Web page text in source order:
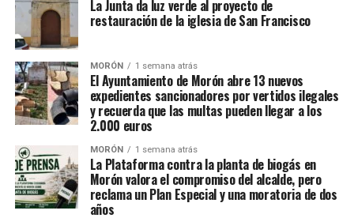
La Junta da luz verde al proyecto de
restauración de la iglesia de San Francisco
MORÓN 1 semana atrás
El Ayuntamiento de Morón abre 13 nuevos
expedientes sancionadores por vertidos ilegales
y recuerda que las multas pueden llegar a los
2.000 euros
MORÓN 1 semana atrás
La Plataforma contra la planta de biogás en
Morón valora el compromiso del alcalde, pero
reclama un Plan Especial y una moratoria de dos
años